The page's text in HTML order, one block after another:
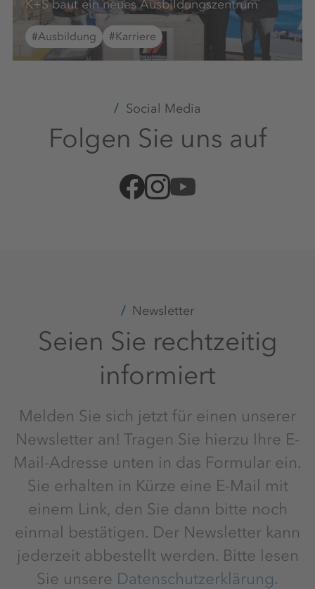
K+S baut ein neues Ausbildungszentrum
#Ausbildung #Karriere
Social Media
Folgen Sie uns auf
Newsletter
Seien Sie rechtzeitig
informiert
Melden Sie sich jetzt für einen unserer
Newsletter an! Tragen Sie hierzu Ihre E-
Mail-Adresse unten in das Formular ein.
Sie erhalten in Kürze eine E-Mail mit
einem Link, den Sie dann bitte noch
einmal bestätigen. Der Newsletter kann
jederzeit abbestellt werden. Bitte lesen
Sie unsere Datenschutzerklärung.